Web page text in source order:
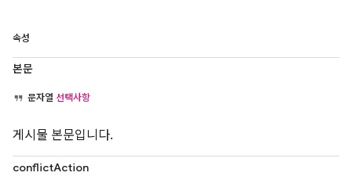
속성
본문
문자열 선택사항
게시물 본문입니다.
conflictAction